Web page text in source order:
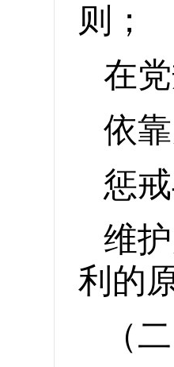
则；
在
依
惩
维
利的
（